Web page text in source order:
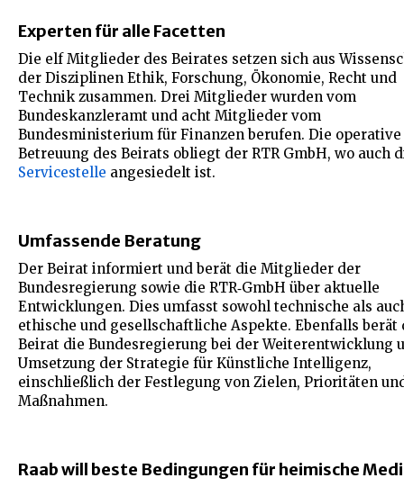
Experten für alle Facetten
Die elf Mitglieder des Beirates setzen sich aus
der Disziplinen Ethik, Forschung, Ökonomie, Recht und
Technik zusammen. Drei Mitglieder wurden vom
Bundeskanzleramt und acht Mitglieder vom
Bundesministerium für Finanzen berufen. Die operative
Betreuung des Beirats obliegt der RTR GmbH, wo auch
Servicestelle angesiedelt ist.
Umfassende Beratung
Der Beirat informiert und berät die Mitglieder der
Bundesregierung sowie die RTR‑GmbH über aktuelle
Entwicklungen. Dies umfasst sowohl technische als
ethische und gesellschaftliche Aspekte. Ebenfalls berät
Beirat die Bundesregierung bei der Weiterentwicklung
Umsetzung der Strategie für Künstliche Intelligenz,
einschließlich der Festlegung von Zielen, Prioritäten
Maßnahmen.
Raab will beste Bedingungen für heimische